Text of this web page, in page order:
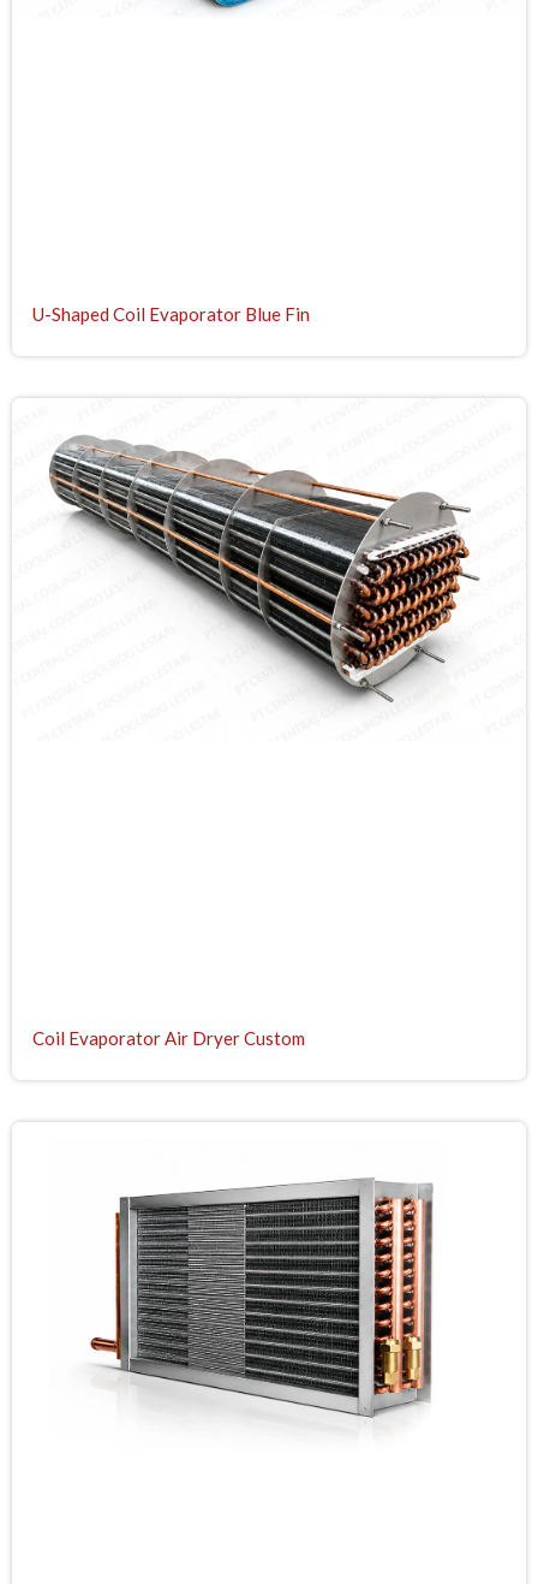
U-Shaped Coil Evaporator Blue Fin
Coil Evaporator Air Dryer Custom